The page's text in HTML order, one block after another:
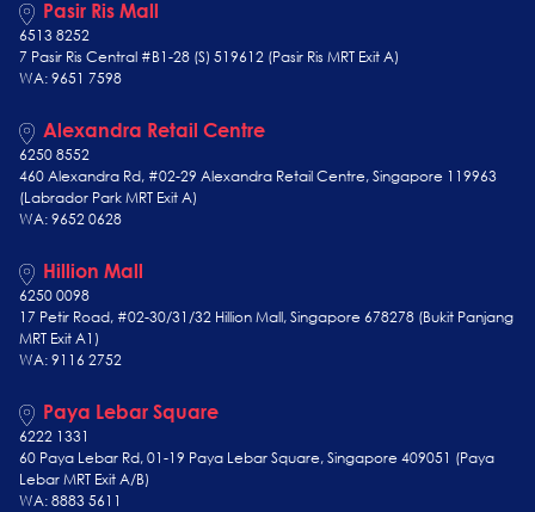
Pasir Ris Mall
6513 8252
7 Pasir Ris Central #B1-28 (S) 519612 (Pasir Ris MRT Exit A)
WA: 9651 7598
Alexandra Retail Centre
6250 8552
460 Alexandra Rd, #02-29 Alexandra Retail Centre, Singapore 119963
(Labrador Park MRT Exit A)
WA: 9652 0628
Hillion Mall
6250 0098
17 Petir Road, #02-30/31/32 Hillion Mall, Singapore 678278 (Bukit Panjang
MRT Exit A1)
WA: 9116 2752
Paya Lebar Square
6222 1331
60 Paya Lebar Rd, 01-19 Paya Lebar Square, Singapore 409051 (Paya
Lebar MRT Exit A/B)
WA: 8883 5611